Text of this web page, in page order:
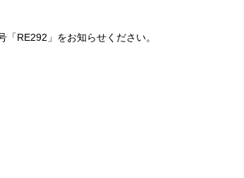
RE292」をお知らせください。